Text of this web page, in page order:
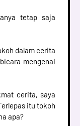
tetap saja
dalam cerita
mengenai
cerita, saya
itu tokoh
apa?